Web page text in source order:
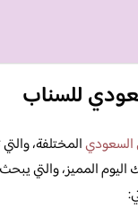
للسناب
السعوديالمختلفة،
المميز، والتي